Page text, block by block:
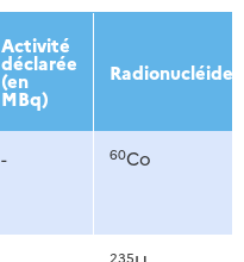
2015 2016
Activité
déclarée
(en
MBq)
Radionucléides
- 60Co
235